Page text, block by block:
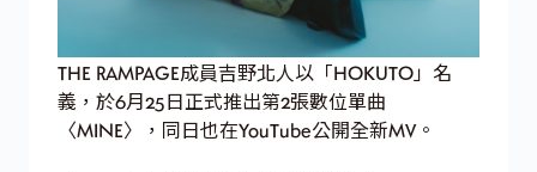
THE RAMPAGE成員吉野北人以「HOKUTO」名
義，於6月25日正式推出第2張數位單曲
〈MINE〉，同日也在YouTube公開全新MV。